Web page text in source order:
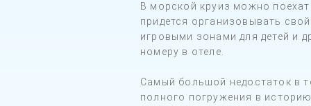
В морской круиз можно
придется организовывать
игровыми зонами для детей и
номеру в отеле.
Самый большой недостаток в
полного погружения в